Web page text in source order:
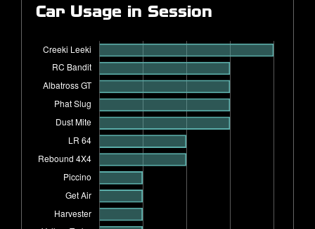
Car Usage in Session